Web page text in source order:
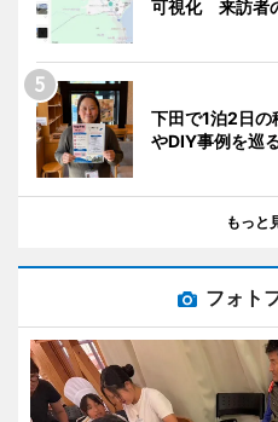
可視化 来訪者
下田で1泊2日
やDIY事例を巡
もっと
フォト